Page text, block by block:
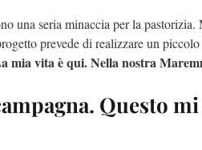
una seria minaccia per la
prevede di realizzare un
mia vita è qui. Nella nostra
Questo